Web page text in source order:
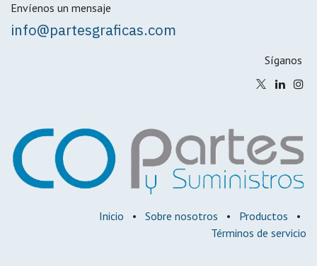
Envíenos un mensaje
info@partesgraficas.com
Síganos
Inicio • Sobre nosotros • Productos
•
Términos de servicio